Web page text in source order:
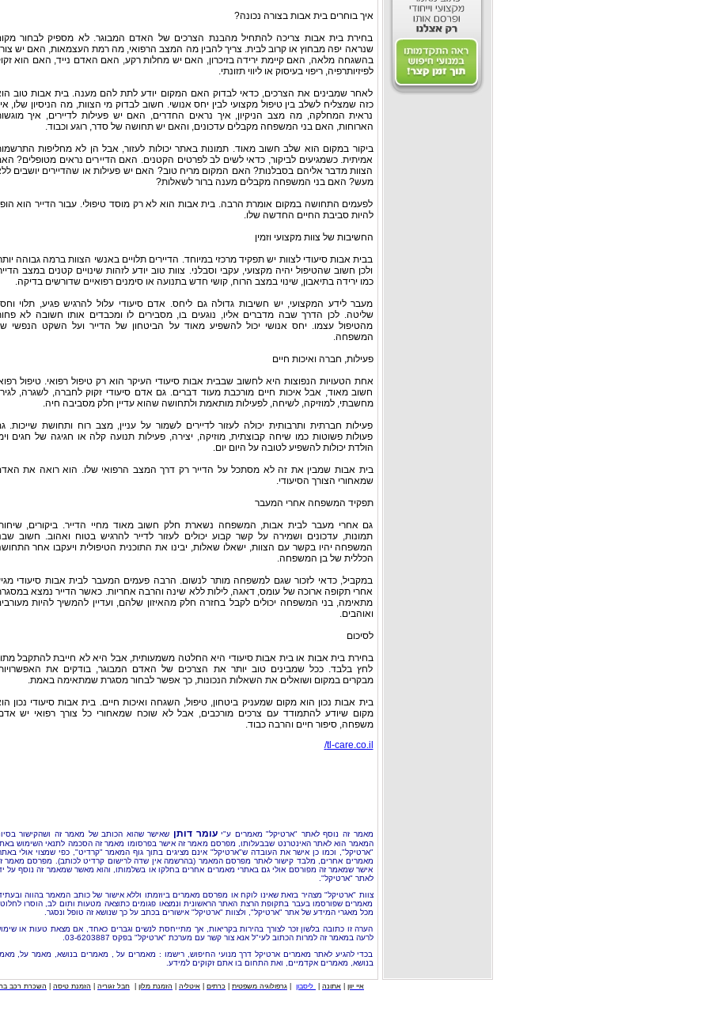
איך בוחרים בית אבות בצורה נכונה?
בחירת בית אבות צריכה להתחיל מהבנת הצרכים של האדם המבוגר. לא מספיק לבחור
שנראה יפה מבחוץ או קרוב לבית. צריך להבין מה המצב הרפואי, מה רמת העצמאות, האם יש
בהשגחה מלאה, האם קיימת ירידה בזיכרון, האם יש מחלות רקע, האם האדם נייד, האם הוא
לפיזיותרפיה, ריפוי בעיסוק או ליווי תזונתי.
לאחר שמבינים את הצרכים, כדאי לבדוק האם המקום יודע לתת להם מענה. בית אבות טוב
כזה שמצליח לשלב בין טיפול מקצועי לבין יחס אנושי. חשוב לבדוק מי הצוות, מה הניסיון שלו,
נראית המחלקה, מה מצב הניקיון, איך נראים החדרים, האם יש פעילות לדיירים, איך
הארוחות, האם בני המשפחה מקבלים עדכונים, והאם יש תחושה של סדר, רוגע וכבוד.
ביקור במקום הוא שלב חשוב מאוד. תמונות באתר יכולות לעזור, אבל הן לא מחליפות
אמיתית. כשמגיעים לביקור, כדאי לשים לב לפרטים הקטנים. האם הדיירים נראים מטופלים?
הצוות מדבר אליהם בסבלנות? האם המקום מריח טוב? האם יש פעילות או שהדיירים יושבים
מעש? האם בני המשפחה מקבלים מענה ברור לשאלות?
לפעמים התחושה במקום אומרת הרבה. בית אבות הוא לא רק מוסד טיפולי. עבור הדייר הוא
להיות סביבת החיים החדשה שלו.
החשיבות של צוות מקצועי וזמין
בבית אבות סיעודי לצוות יש תפקיד מרכזי במיוחד. הדיירים תלויים באנשי הצוות ברמה גבוהה
ולכן חשוב שהטיפול יהיה מקצועי, עקבי וסבלני. צוות טוב יודע לזהות שינויים קטנים במצב
כמו ירידה בתיאבון, שינוי במצב הרוח, קושי חדש בתנועה או סימנים רפואיים שדורשים בדיקה.
מעבר לידע המקצועי, יש חשיבות גדולה גם ליחס. אדם סיעודי עלול להרגיש פגיע, תלוי
שליטה. לכן הדרך שבה מדברים אליו, נוגעים בו, מסבירים לו ומכבדים אותו חשובה לא
מהטיפול עצמו. יחס אנושי יכול להשפיע מאוד על הביטחון של הדייר ועל השקט הנפשי
המשפחה.
פעילות, חברה ואיכות חיים
אחת הטעויות הנפוצות היא לחשוב שבבית אבות סיעודי העיקר הוא רק טיפול רפואי. טיפול
חשוב מאוד, אבל איכות חיים מורכבת מעוד דברים. גם אדם סיעודי זקוק לחברה, לשגרה,
מחשבתי, למוזיקה, לשיחה, לפעילות מותאמת ולתחושה שהוא עדיין חלק מסביבה חיה.
פעילות חברתית ותרבותית יכולה לעזור לדיירים לשמור על עניין, מצב רוח ותחושת שייכות.
פעולות פשוטות כמו שיחה קבוצתית, מוזיקה, יצירה, פעילות תנועה קלה או חגיגה של חגים
הולדת יכולות להשפיע לטובה על היום יום.
בית אבות שמבין את זה לא מסתכל על הדייר רק דרך המצב הרפואי שלו. הוא רואה את
שמאחורי הצורך הסיעודי.
תפקיד המשפחה אחרי המעבר
גם אחרי מעבר לבית אבות, המשפחה נשארת חלק חשוב מאוד מחיי הדייר. ביקורים,
תמונות, עדכונים ושמירה על קשר קבוע יכולים לעזור לדייר להרגיש בטוח ואהוב. חשוב
המשפחה יהיו בקשר עם הצוות, ישאלו שאלות, יבינו את התוכנית הטיפולית ויעקבו אחר
הכללית של בן המשפחה.
במקביל, כדאי לזכור שגם למשפחה מותר לנשום. הרבה פעמים המעבר לבית אבות סיעודי
אחרי תקופה ארוכה של עומס, דאגה, לילות ללא שינה והרבה אחריות. כאשר הדייר נמצא
מתאימה, בני המשפחה יכולים לקבל בחזרה חלק מהאיזון שלהם, ועדיין להמשיך להיות
ואוהבים.
לסיכום
בחירת בית אבות או בית אבות סיעודי היא החלטה משמעותית, אבל היא לא חייבת להתקבל
לחץ בלבד. ככל שמבינים טוב יותר את הצרכים של האדם המבוגר, בודקים את
מבקרים במקום ושואלים את השאלות הנכונות, כך אפשר לבחור מסגרת שמתאימה באמת.
בית אבות נכון הוא מקום שמעניק ביטחון, טיפול, השגחה ואיכות חיים. בית אבות סיעודי נכון
מקום שיודע להתמודד עם צרכים מורכבים, אבל לא שוכח שמאחורי כל צורך רפואי יש
משפחה, סיפור חיים והרבה כבוד.
tl-care.co.il/
מאמר זה נוסף לאתר "ארטיקל" מאמרים ע"יעומר דותן שאישר שהוא הכותב של מאמר זה ושהקישור
המאמר הוא לאתר האינטרנט שבבעלותו, מפרסם מאמר זה אישר בפרסומו מאמר זה הסכמה לתנאי השימוש
"ארטיקל", וכמו כן אישר את העובדה ש"ארטיקל" אינם מציגים בתוך גוף המאמר "קרדיט", כפי שמצוי אולי
מאמרים אחרים, מלבד קישור לאתר מפרסם המאמר (בהרשמה אין שדה לרישום קרדיט לכותב). מפרסם מאמר
אישר שמאמר זה מפורסם אולי גם באתרי מאמרים אחרים בחלקו או בשלמותו, והוא מאשר שמאמר זה נוסף על
לאתר "ארטיקל".
צוות "ארטיקל" מצהיר בזאת שאינו לוקח או מפרסם מאמרים ביוזמתו וללא אישור של כותב המאמר בהווה
מאמרים שפורסמו בעבר בתקופת הרצת האתר הראשונית ונמצאו פגומים כתוצאה מטעות ותום לב, הוסרו
מכל מאגרי המידע של אתר "ארטיקל", ולצוות "ארטיקל" אישורים בכתב על כך שנושא זה טופל ונסגר.
הערה זו כתובה בלשון זכר לצורך בהירות בקריאות, אך מתייחסת לנשים וגברים כאחד, אם מצאת טעות או
לרעה במאמר זה למרות הכתוב לעי"ל אנא צור קשר עם מערכת "ארטיקל" בפקס 03-6203887.
בכדי להגיע לאתר מאמרים ארטיקל דרך מנועי החיפוש, רישמו : מאמרים על , מאמרים בנושא, מאמר על,
בנושא, מאמרים אקדמיים, ואת התחום בו אתם זקוקים למידע.
איי יוון אתונה ליסבון גרפולוגיה משפטית כרתים איטליה הזמנת מלון חבל זגוריה הזמנת טיסה השכרת רכב